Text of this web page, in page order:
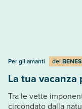
Per gli amanti del
La tua vacanza
Tra le vette
circondato dalla